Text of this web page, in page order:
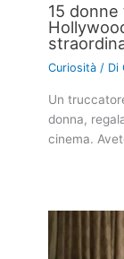
15
Curiosità / Di
Un
donna,
cinema.